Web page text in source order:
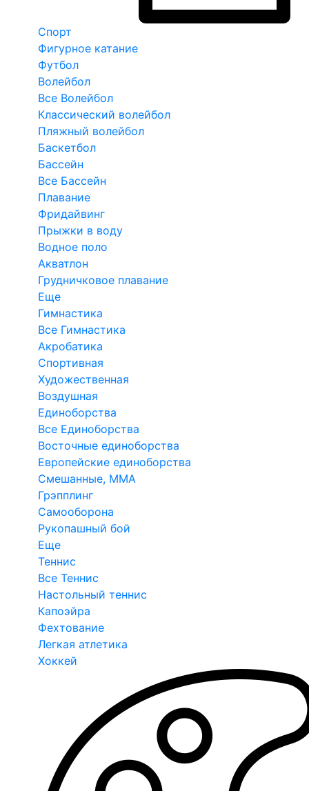
Спорт
Фигурное катание
Футбол
Волейбол
Все Волейбол
Классический волейбол
Пляжный волейбол
Баскетбол
Бассейн
Все Бассейн
Плавание
Фридайвинг
Прыжки в воду
Водное поло
Акватлон
Грудничковое плавание
Еще
Гимнастика
Все Гимнастика
Акробатика
Спортивная
Художественная
Воздушная
Единоборства
Все Единоборства
Восточные единоборства
Европейские единоборства
Смешанные, ММА
Грэпплинг
Самооборона
Рукопашный бой
Еще
Теннис
Все Теннис
Настольный теннис
Капоэйра
Фехтование
Легкая атлетика
Хоккей